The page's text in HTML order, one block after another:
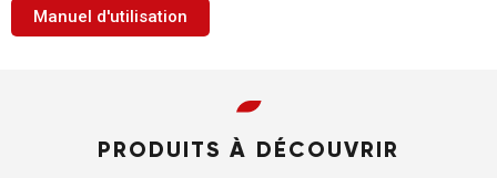
Manuel d'utilisation
PRODUITS À DÉCOUVRIR